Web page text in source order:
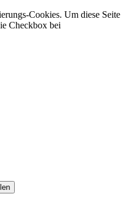
Cookies. Um diese Seite
Checkbox bei